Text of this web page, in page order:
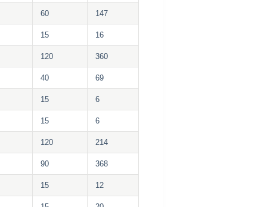
60 147
15 16
120 360
40 69
15 6
15 6
120 214
90 368
15 12